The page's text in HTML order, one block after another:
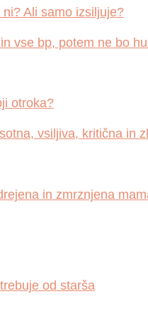
Ali samo izsiljuje?
vse bp, potem ne bo
otroka?
vsiljiva, kritična in
in zmrznjena
od starša